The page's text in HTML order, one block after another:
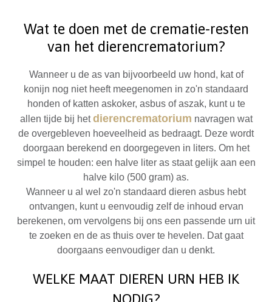
Wat te doen met de crematie-resten
van het dierencrematorium?
Wanneer u de as van bijvoorbeeld uw hond, kat of
konijn nog niet heeft meegenomen in zo'n standaard
honden of katten askoker, asbus of aszak, kunt u te
allen tijde bij hetdierencrematorium navragen wat
de overgebleven hoeveelheid as bedraagt. Deze wordt
doorgaan berekend en doorgegeven in liters. Om het
simpel te houden: een halve liter as staat gelijk aan een
halve kilo (500 gram) as.
Wanneer u al wel zo'n standaard dieren asbus hebt
ontvangen, kunt u eenvoudig zelf de inhoud ervan
berekenen, om vervolgens bij ons een passende urn uit
te zoeken en de as thuis over te hevelen. Dat gaat
doorgaans eenvoudiger dan u denkt.
WELKE MAAT DIEREN URN HEB IK
NODIG?